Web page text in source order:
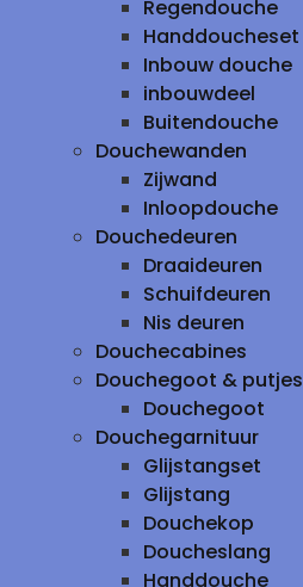
Regendouche
Handdoucheset
Inbouw douche
inbouwdeel
Buitendouche
Douchewanden
Zijwand
Inloopdouche
Douchedeuren
Draaideuren
Schuifdeuren
Nis deuren
Douchecabines
Douchegoot & putjes
Douchegoot
Douchegarnituur
Glijstangset
Glijstang
Douchekop
Doucheslang
Handdouche